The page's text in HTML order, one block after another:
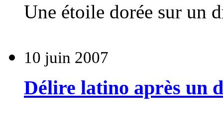
Une étoile dorée sur un
10 juin 2007
Délire latino après un